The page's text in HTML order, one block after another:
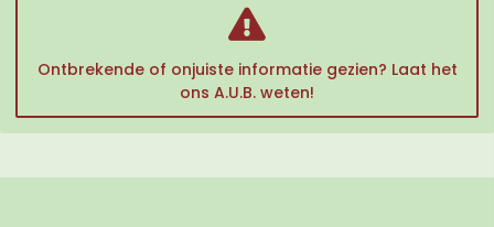
Ontbrekende of onjuiste informatie gezien? Laat het
ons A.U.B. weten!